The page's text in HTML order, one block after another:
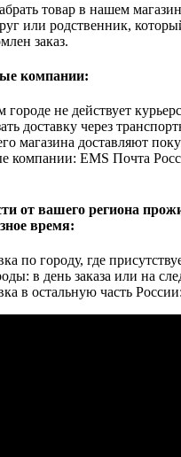
товар в нашем
или родственник,
заказ.
компании:
не действует
доставку через
магазина доставляют
компании: EMS Почта
от вашего региона
время:
по городу, где
в день заказа или на
в остальную часть